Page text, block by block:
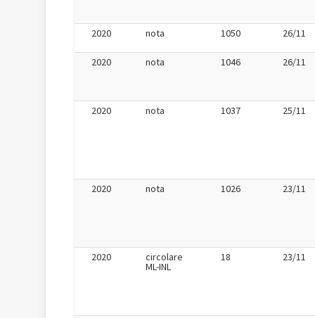
2020 nota 1050 26/11
2020 nota 1046 26/11
2020 nota 1037 25/11
2020 nota 1026 23/11
2020 circolare
ML-INL
18 23/11